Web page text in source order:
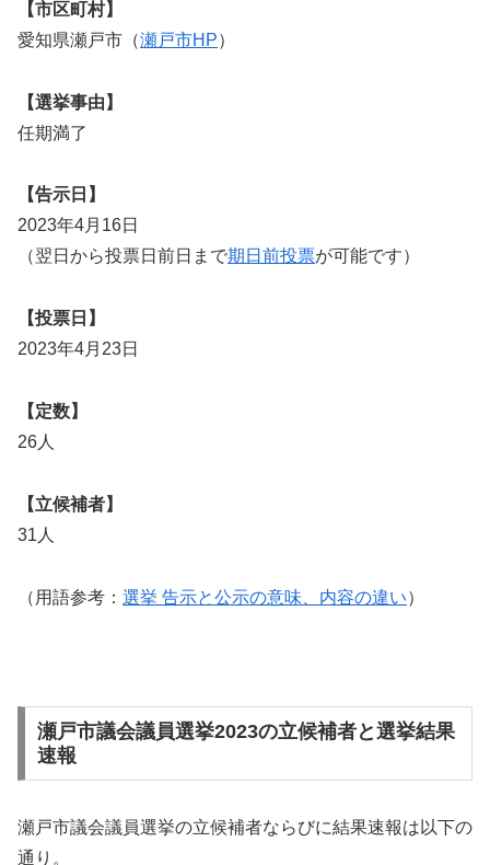
【市区町村】
愛知県瀬戸市（瀬戸市HP）
【選挙事由】
任期満了
【告示日】
2023年4月16日
（翌日から投票日前日まで期日前投票が可能です）
【投票日】
2023年4月23日
【定数】
26人
【立候補者】
31人
（用語参考： 選挙 告示と公示の意味、内容の違い）
瀬戸市議会議員選挙2023の立候補者と選挙結果
速報
瀬戸市議会議員選挙の立候補者ならびに結果速報は以下の
通り。